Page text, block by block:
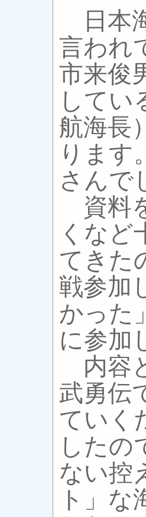
日本
言われ
市来俊
してい
航海長
ります
さんで
資料
くなど
てきた
戦参加
かった
に参加
内容
武勇伝
ていく
したの
ない控
ト」